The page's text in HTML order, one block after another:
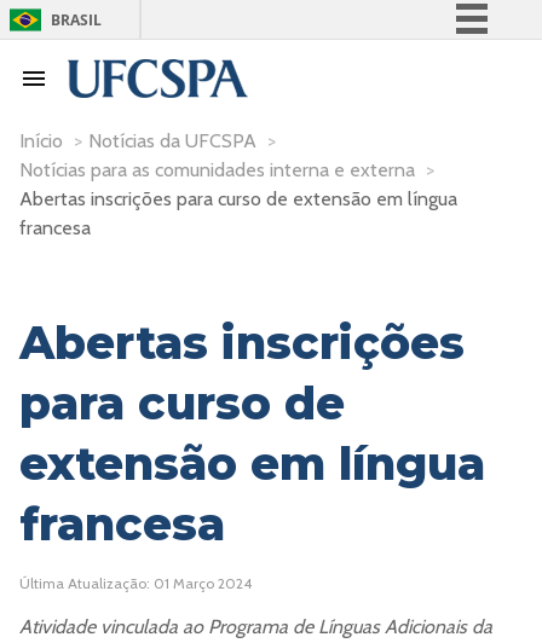
BRASIL
Acesso à informação
Início > Notícias da UFCSPA >
Notícias para as comunidades interna e externa >
Abertas inscrições para curso de extensão em língua
francesa
Abertas inscrições
para curso de
extensão em língua
francesa
Última Atualização: 01 Março 2024
Atividade vinculada ao Programa de Línguas Adicionais da